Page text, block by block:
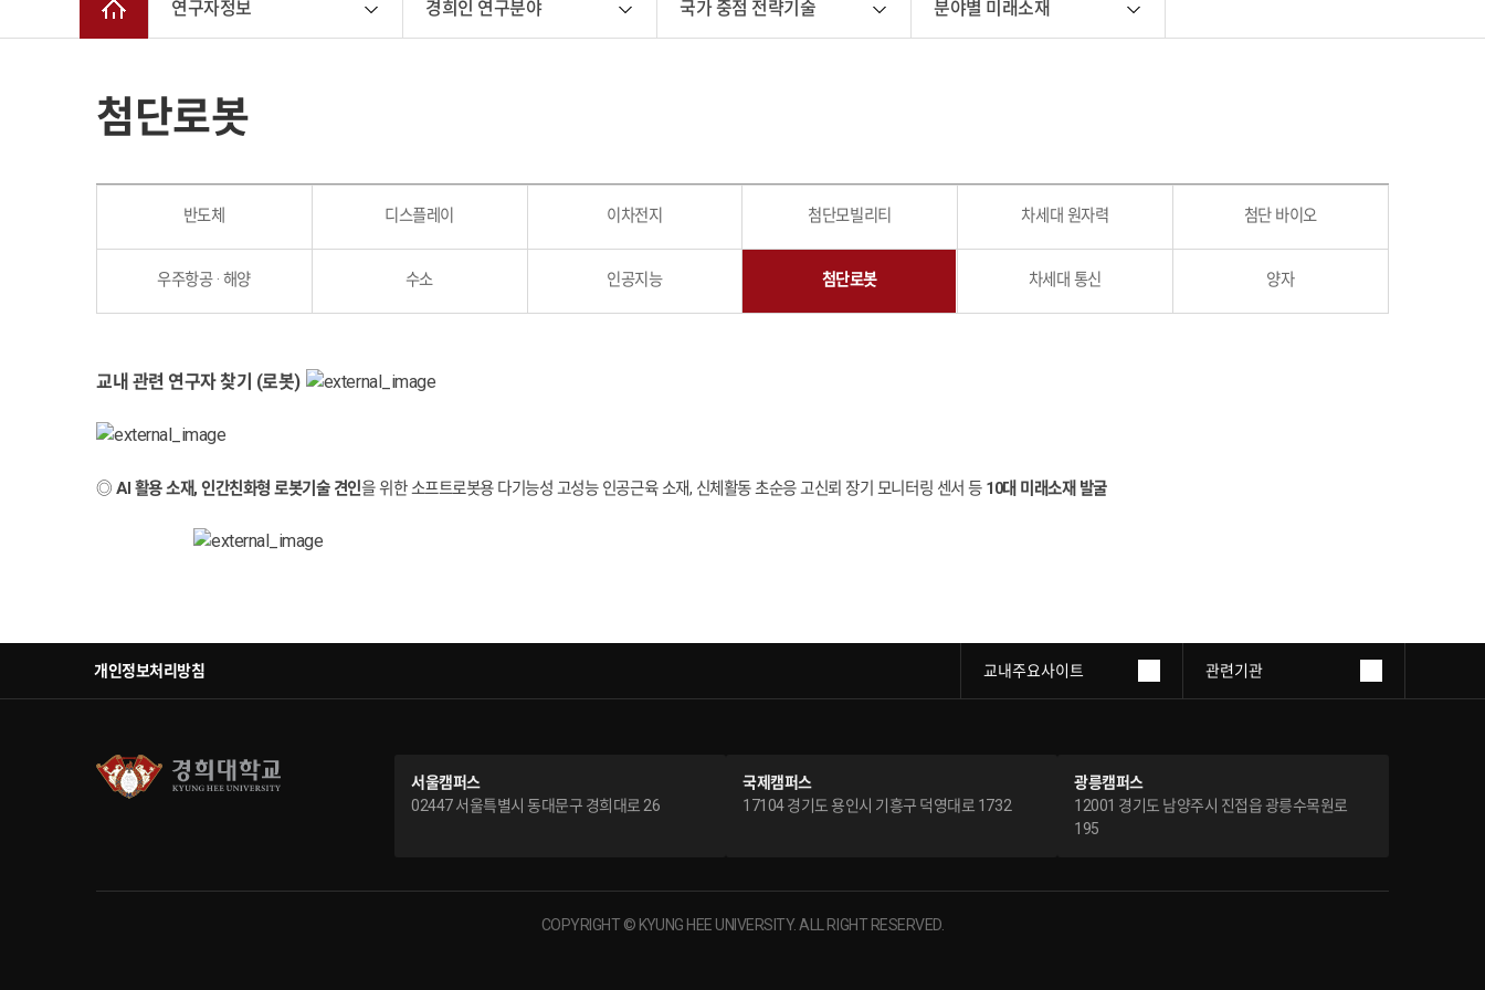
연구자정보 경희인 연구분야 국가 중점 전략기술 분야별 미래소재
첨단로봇
반도체 디스플레이 이차전지 첨단모빌리티 차세대 원자력 첨단 바이오
우주항공 · 해양 수소 인공지능 첨단로봇 차세대 통신 양자
교내 관련 연구자 찾기 (로봇)
◎AI 활용 소재, 인간친화형 로봇기술 견인을위한 소프트로봇용 다기능성 고성능 인공근육 소재, 신체활동 초순응 고신뢰 장기 모니터링 센서등 10대 미래소재 발굴
개인정보처리방침 교내주요사이트 관련기관
서울캠퍼스
02447 서울특별시 동대문구 경희대로 26
국제캠퍼스
17104 경기도 용인시 기흥구 덕영대로 1732
광릉캠퍼스
12001 경기도 남양주시 진접읍 광릉수목원로
195
COPYRIGHT © KYUNG HEE UNIVERSITY. ALL RIGHT RESERVED.